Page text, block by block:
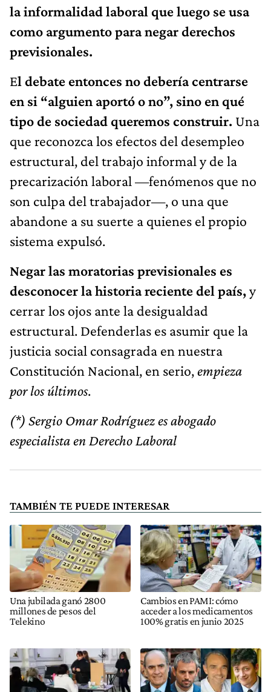
la informalidad laboral que luego se usa
como argumento para negar derechos
previsionales.
El debate entonces no debería centrarse
en si “alguien aportó o no”, sino en qué
tipo de sociedad queremos construir. Una
que reconozca los efectos del desempleo
estructural, del trabajo informal y de la
precarización laboral —fenómenos que no
son culpa del trabajador—, o una que
abandone a su suerte a quienes el propio
sistema expulsó.
Negar las moratorias previsionales es
desconocer la historia reciente del país,y
cerrar los ojos ante la desigualdad
estructural. Defenderlas es asumir que la
justicia social consagrada en nuestra
Constitución Nacional, en serio,empieza
por los últimos.
(*) Sergio Omar Rodríguez es abogado
especialista en Derecho Laboral
TAMBIÉN TE PUEDE INTERESAR
Una jubilada ganó 2800
millones de pesos del
Telekino
Cambios en PAMI: cómo
acceder a los medicamentos
100% gratis en junio 2025